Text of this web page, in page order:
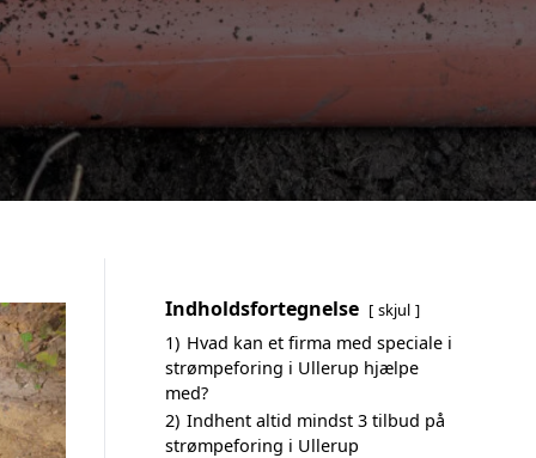
Indholdsfortegnelse skjul
1) Hvad kan et firma med speciale i
strømpeforing i Ullerup hjælpe
med?
2) Indhent altid mindst 3 tilbud på
strømpeforing i Ullerup